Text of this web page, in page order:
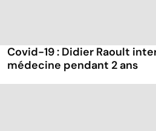
Covid-19 : Didier Raoult
médecine pendant 2 ans